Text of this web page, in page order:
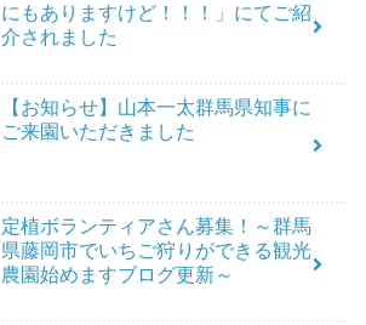
にもありますけど！！！」にてご紹
介されました
【お知らせ】山本一太群馬県知事に
ご来園いただきました
定植ボランティアさん募集！～群馬
県藤岡市でいちご狩りができる観光
農園始めますブログ更新～